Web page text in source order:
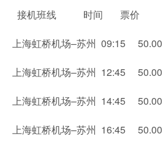
接机班线 时间 票价
上海虹桥机场–苏州 09:15 50.00
上海虹桥机场–苏州 12:45 50.00
上海虹桥机场–苏州 14:45 50.00
上海虹桥机场–苏州 16:45 50.00